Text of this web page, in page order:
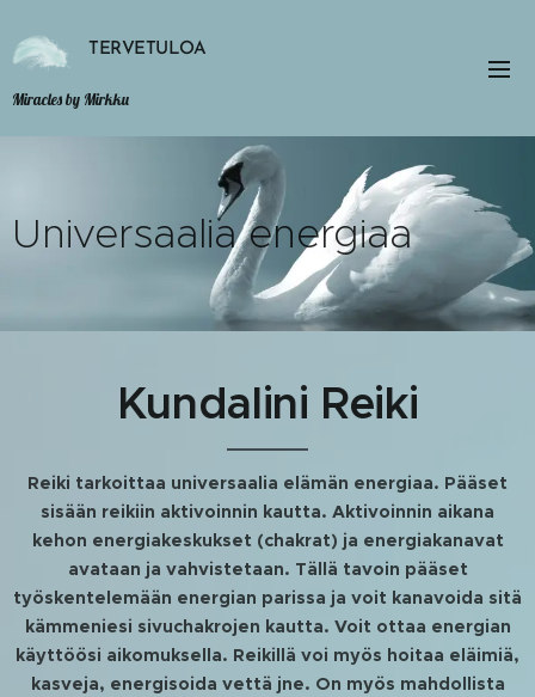
TERVETULOA
Miracles by Mirkku
Universaalia energiaa
Kundalini Reiki
Reiki tarkoittaa universaalia elämän energiaa. Pääset
sisään reikiin aktivoinnin kautta. Aktivoinnin aikana
kehon energiakeskukset (chakrat) ja energiakanavat
avataan ja vahvistetaan. Tällä tavoin pääset
työskentelemään energian parissa ja voit kanavoida sitä
kämmeniesi sivuchakrojen kautta. Voit ottaa energian
käyttöösi aikomuksella. Reikillä voi myös hoitaa eläimiä,
kasveja, energisoida vettä jne. On myös mahdollista